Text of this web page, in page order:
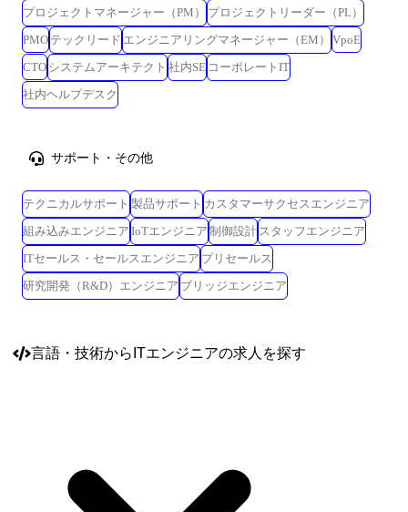
プロジェクトマネージャー（PM）
プロジェクトリーダー（PL）
PMO テックリード エンジニアリングマネージャー（EM）
VpoE
CTO システムアーキテクト 社内SE コーポレートIT
社内ヘルプデスク
サポート・その他
テクニカルサポート 製品サポート カスタマーサクセスエンジニア
組み込みエンジニア IoTエンジニア 制御設計 スタッフエンジニア
ITセールス・セールスエンジニア プリセールス
研究開発（R&D）エンジニア ブリッジエンジニア
言語・技術からITエンジニアの求人を探す